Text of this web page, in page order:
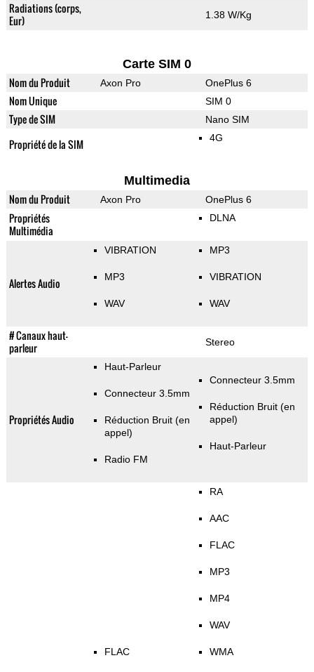
Radiations (corps,
Eur)
1.38 W/Kg
Carte SIM 0
Nom du Produit Axon Pro OnePlus 6
Nom Unique SIM 0
Type de SIM Nano SIM
Propriété de la SIM 4G
Multimedia
Nom du Produit Axon Pro OnePlus 6
Propriétés
Multimédia
DLNA
Alertes Audio
VIBRATION
MP3
WAV
MP3
VIBRATION
WAV
# Canaux haut-
parleur
Stereo
Propriétés Audio
Haut-Parleur
Connecteur 3.5mm
Réduction Bruit (en
appel)
Radio FM
Connecteur 3.5mm
Réduction Bruit (en
appel)
Haut-Parleur
FLAC
RA
AAC
FLAC
MP3
MP4
WAV
WMA